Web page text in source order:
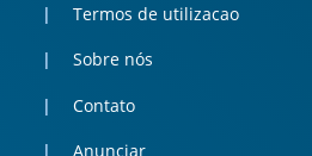
Termos de utilizacao
Sobre nós
Contato
Anunciar